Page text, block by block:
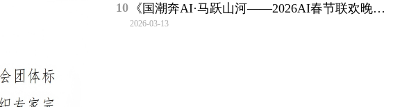
《国潮奔AI·马跃山河——2026AI春节联欢晚会》创作研讨会在京举办
2026-03-13